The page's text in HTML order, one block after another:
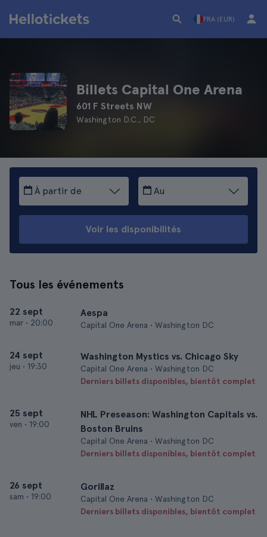
FRA (EUR)
Billets Capital One Arena
601 F Streets NW
Washington D.C., DC
À partir de Au
Voir les disponibilités
Tous les événements
22 sept
mar • 20:00
Aespa
Capital One Arena • Washington DC
24 sept
jeu • 19:30
Washington Mystics vs. Chicago Sky
Capital One Arena • Washington DC
Derniers billets disponibles, bientôt complet
25 sept
ven • 19:00
NHL Preseason: Washington Capitals vs.
Boston Bruins
Capital One Arena • Washington DC
Derniers billets disponibles, bientôt complet
26 sept
sam • 19:00
Gorillaz
Capital One Arena • Washington DC
Derniers billets disponibles, bientôt complet